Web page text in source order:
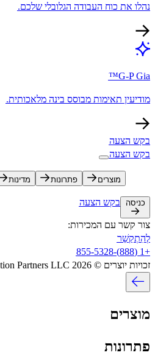
נהלו את כוח העבודה הגלובלי שלכם.​​
G-P Gia™​​
מודיעין תאימות מבוסס בינה מלאכותית.​​
בקש הצעה​​
בקש הצעה​​
מוצרים​​ פתרונות​​ מדינות​​
כניסה​​ בקש הצעה​​
צור קשר עם המכירות:​​
לְהִתְקַשֵׁר​​
+1 (888)-855-5328​​
זכויות יוצרים © 2026 Globalization Partners LLC. כֹּל הַזְכוּיוֹת שְׁמוּרוֹת.​​
מוצרים​​
פתרונות​​